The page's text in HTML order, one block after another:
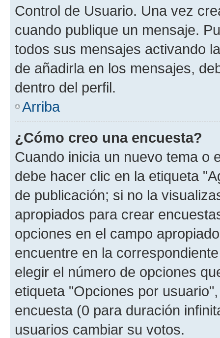
Control de Usuario. Una vez
cuando publique un mensaje.
todos sus mensajes activando
de añadirla en los mensajes,
dentro del perfil.
Arriba
¿Cómo creo una encuesta?
Cuando inicia un nuevo tema o
debe hacer clic en la etiqueta
de publicación; si no la
apropiados para crear
opciones en el campo
encuentre en la
elegir el número de opciones
etiqueta "Opciones por
encuesta (0 para duración
usuarios cambiar su votos.